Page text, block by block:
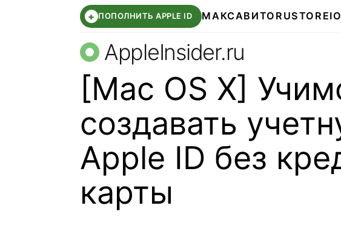
+ ПОПОЛНИТЬ APPLE ID МАКСАВИТО RUSTORE
AppleInsider.ru
[Mac OS X]
создавать
Apple ID без
карты